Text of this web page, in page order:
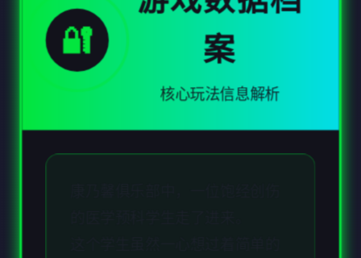
康乃馨俱乐部中，一位饱经创伤
的医学预科学生走了进来。
这个学生虽然一心想过着简单的
时朋友的影响，他被吸引到了一